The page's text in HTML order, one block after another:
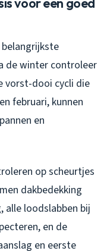
de winter controleer
vorst-dooi cycli die
februari, kunnen
en
op scheurtjes
dakbedekking
alle loodslabben bij
en de
en eerste